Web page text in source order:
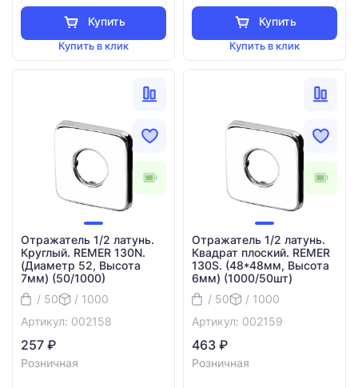
Купить
Купить в клик
Купить
Купить в клик
Отражатель 1/2 латунь.
Круглый. REMER 130N.
(Диаметр 52, Высота
7мм) (50/1000)
/ 50
/ 1000
Артикул: 002158
257 ₽
Розничная
Отражатель 1/2 латунь.
Квадрат плоский. REMER
130S. (48*48мм, Высота
6мм) (1000/50шт)
/ 50
/ 1000
Артикул: 002159
463 ₽
Розничная